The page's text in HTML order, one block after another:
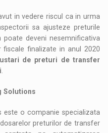
in vedere riscul ca in urma
sa ajusteze preturile
deveni nesemnificativa
finalizate in anul 2020
de preturi de transfer
Solutions
este o companie specializata
preturilor de transfer